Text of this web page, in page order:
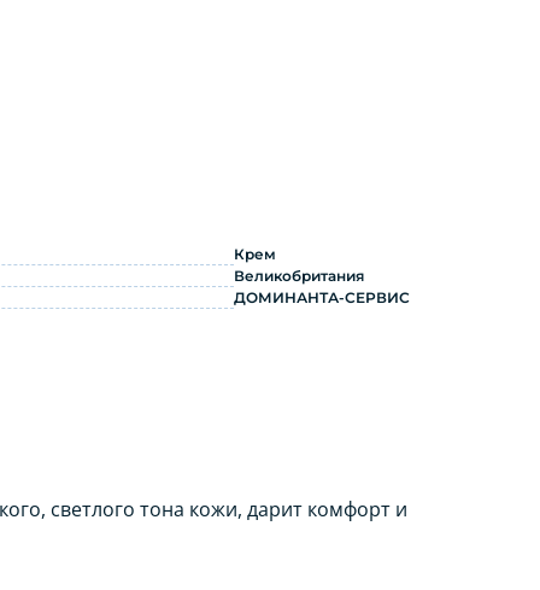
Крем
Великобритания
ДОМИНАНТА-СЕРВИС
светлого тона кожи, дарит комфорт и